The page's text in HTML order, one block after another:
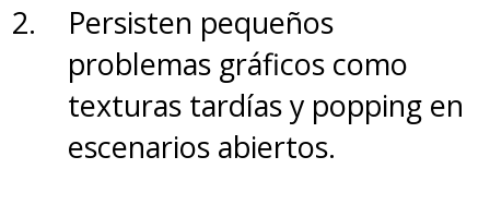
Persisten pequeños
problemas gráficos como
texturas tardías y popping en
escenarios abiertos.